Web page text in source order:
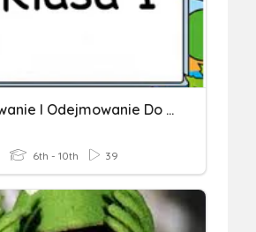
Dodawanie I Odejmowanie Do 10
6th - 10th 39